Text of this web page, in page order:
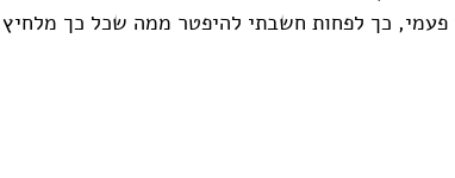
פעמי, כך לפחות חשבתי להיפטר ממה שכל כך